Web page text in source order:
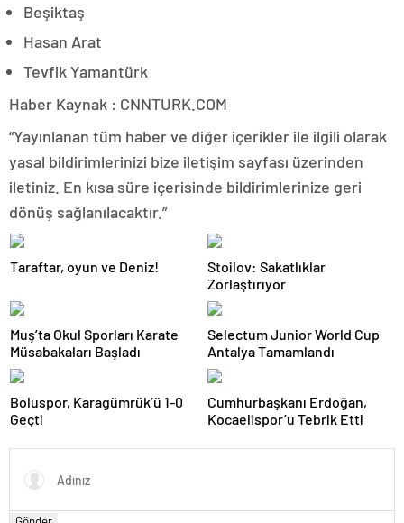
Beşiktaş
Hasan Arat
Tevfik Yamantürk
Haber Kaynak : CNNTURK.COM
“Yayınlanan tüm haber ve diğer içerikler ile ilgili olarak
yasal bildirimlerinizi bize iletişim sayfası üzerinden
iletiniz. En kısa süre içerisinde bildirimlerinize geri
dönüş sağlanılacaktır.”
Taraftar, oyun ve Deniz!
Stoilov: Sakatlıklar
Zorlaştırıyor
Muş’ta Okul Sporları Karate
Müsabakaları Başladı
Selectum Junior World Cup
Antalya Tamamlandı
Boluspor, Karagümrük’ü 1-0
Geçti
Cumhurbaşkanı Erdoğan,
Kocaelispor’u Tebrik Etti